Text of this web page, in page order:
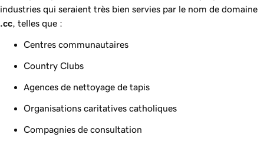
industries qui seraient très bien servies par le nom de domaine
.cc , telles que :
Centres communautaires
Country Clubs
Agences de nettoyage de tapis
Organisations caritatives catholiques
Compagnies de consultation